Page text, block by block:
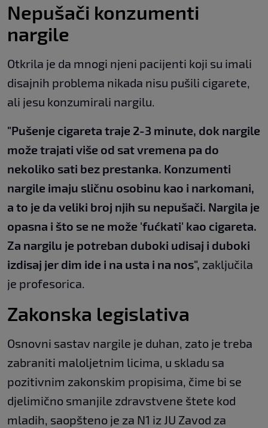
Nepušači konzumenti
nargile
Otkrila je da mnogi njeni pacijenti koji su imali
disajnih problema nikada nisu pušili cigarete,
ali jesu konzumirali nargilu.
"Pušenje cigareta traje 2-3 minute, dok nargile
može trajati više od sat vremena pa do
nekoliko sati bez prestanka. Konzumenti
nargile imaju sličnu osobinu kao i narkomani,
a to je da veliki broj njih su nepušači. Nargila je
opasna i što se ne može 'fućkati' kao cigareta.
Za nargilu je potreban duboki udisaj i duboki
izdisaj jer dim ide i na usta i na nos", zaključila
je profesorica.
Zakonska legislativa
Osnovni sastav nargile je duhan, zato je treba
zabraniti maloljetnim licima, u skladu sa
pozitivnim zakonskim propisima, čime bi se
djelimično smanjile zdravstvene štete kod
mladih, saopšteno je za N1 iz JU Zavod za